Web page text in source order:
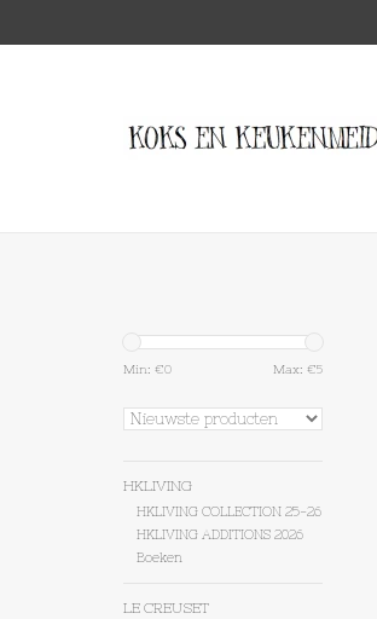
Min: €0 Max: €5
HKLIVING
HKLIVING COLLECTION 25-26
HKLIVING ADDITIONS 2026
Boeken
LE CREUSET